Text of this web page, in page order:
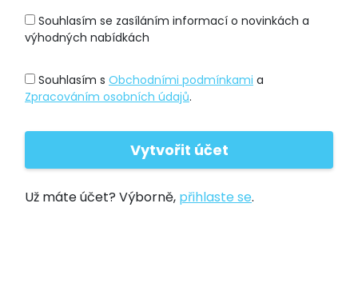
Souhlasím se zasíláním informací o novinkách a
výhodných nabídkách
Souhlasím s Obchodními podmínkami a
Zpracováním osobních údajů.
Už máte účet? Výborně, přihlaste se.